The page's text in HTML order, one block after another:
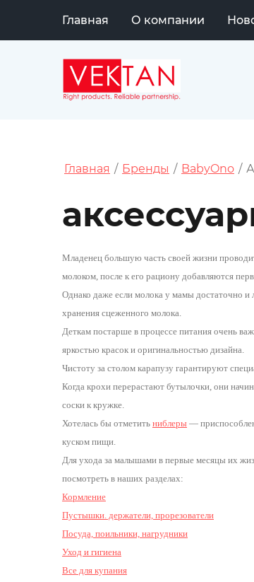
Главная О компании
Главная / Бренды / BabyOno /
Младенец большую часть своей жизни
молоком, после к его рациону добавляются
Однако даже если молока у мамы достаточно и
хранения сцеженного молока.
Деткам постарше в процессе питания очень
яркостью красок и оригинальностью дизайна.
Чистоту за столом карапузу гарантируют
Когда крохи перерастают бутылочки, они
соски к кружке.
Хотелась бы отметить ниблеры —
куском пищи.
Для ухода за малышами в первые месяцы их
посмотреть в наших разделах:
Кормление
Пустышки. держатели, прорезователи
Посуда, поильники, нагрудники
Уход и гигиена
Все для купания